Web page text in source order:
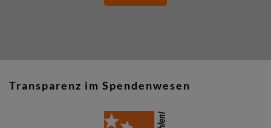
Transparenz im Spendenwesen